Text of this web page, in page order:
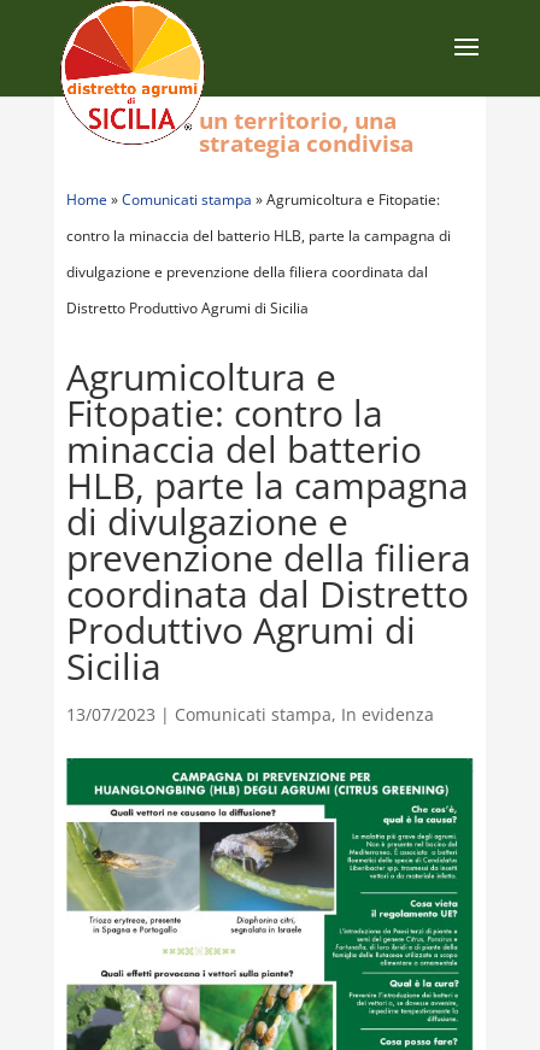
Home »Comunicati stampa »Agrumicoltura e Fitopatie:
contro la minaccia del batterio HLB, parte la campagna di
divulgazione e prevenzione della filiera coordinata dal
Distretto Produttivo Agrumi di Sicilia
Agrumicoltura e
Fitopatie: contro la
minaccia del batterio
HLB, parte la campagna
di divulgazione e
prevenzione della filiera
coordinata dal Distretto
Produttivo Agrumi di
Sicilia
13/07/2023 | Comunicati stampa, In evidenza
un territorio, una
strategia condivisa